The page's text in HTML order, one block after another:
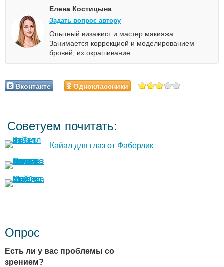
Елена Костицына
Задать вопрос автору
Опытный визажист и мастер макияжа.
Занимается коррекцией и моделированием
бровей, их окрашивание.
Вконтакте Одноклассники
Советуем почитать:
Кайал для глаз от Фаберлик
Опрос
Есть ли у вас проблемы со
зрением?